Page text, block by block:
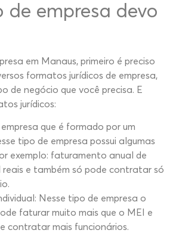
empresa devo
em Manaus, primeiro é preciso
formatos jurídicos de empresa,
de negócio que você precisa. E
jurídicos:
que é formado por um
tipo de empresa possui algumas
exemplo: faturamento anual de
reais e também só pode contratar só
Nesse tipo de empresa o
faturar muito mais que o MEI e
contratar mais funcionários.